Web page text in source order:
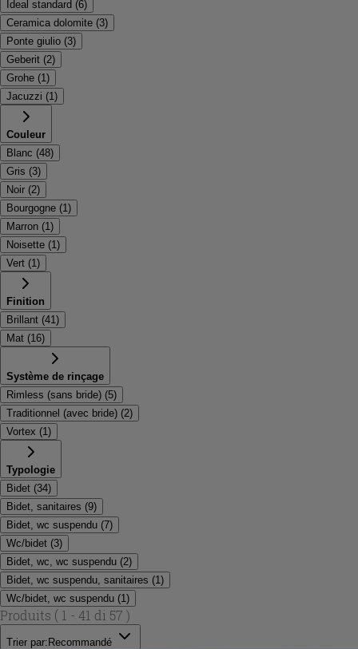
Ideal standard (6)
Ceramica dolomite (3)
Ponte giulio (3)
Geberit (2)
Grohe (1 )
Jacuzzi (1 )
Couleur
Blanc (48)
Gris (3)
Noir (2)
Bourgogne (1 )
Marron (1 )
Noisette (1 )
Vert (1 )
Finition
Brillant (41 )
Mat (16)
Système de rinçage
Rimless (sans bride) (5)
Traditionnel (avec bride) (2)
Vortex (1 )
Typologie
Bidet (34)
Bidet, sanitaires (9)
Bidet, wc suspendu (7)
Wc/bidet (3)
Bidet, wc, wc suspendu (2)
Bidet, wc suspendu, sanitaires (1 )
Wc/bidet, wc suspendu (1 )
Produits ( 1 - 41 di 57 )
Trier par: Recommandé